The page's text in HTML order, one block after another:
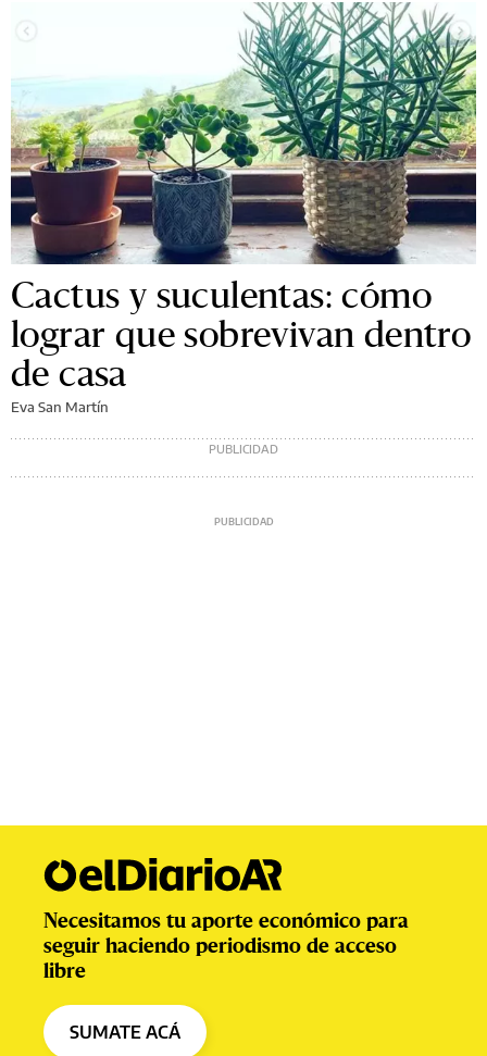
Cactus y suculentas: cómo
lograr que sobrevivan dentro
de casa
Eva San Martín
Necesitamos tu aporte económico para
seguir haciendo periodismo de acceso
libre
SUMATE ACÁ